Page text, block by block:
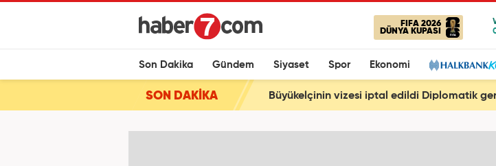
FIFA 2026
DÜNYA KUPASI
Son Dakika Gündem Siyaset Spor Ekonomi
SON DAKİKA Büyükelçinin vizesi iptal edildi Diplomatik